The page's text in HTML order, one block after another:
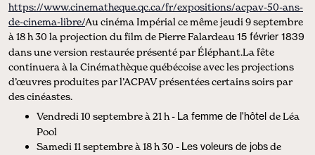
https://www.cinematheque.qc.ca/fr/expositions/acpav-50-ans-
de-cinema-libre/Au cinéma Impérial ce même jeudi 9 septembre
à 18 h 30 la projection du film de Pierre Falardeau 15 février 1839
dans une version restaurée présenté par Éléphant.La fête
continuera à la Cinémathèque québécoise avec les projections
d’œuvres produites par l’ACPAV présentées certains soirs par
des cinéastes.
Vendredi 10 septembre à 21 h - La femme de l'hôtel de Léa
Pool
Samedi 11 septembre à 18 h 30 - Les voleurs de jobsde